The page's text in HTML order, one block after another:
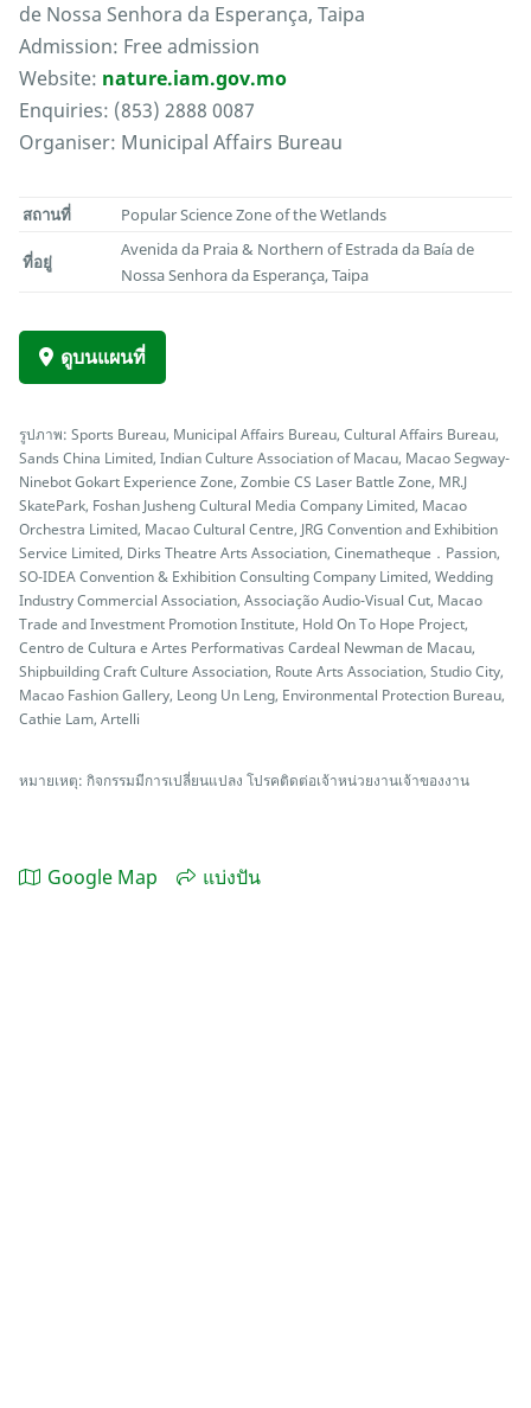
de Nossa Senhora da Esperança, Taipa
Admission: Free admission
Website: nature.iam.gov.mo
Enquiries: (853) 2888 0087
Organiser: Municipal Affairs Bureau
สถานที่ Popular Science Zone of the Wetlands
ที่อยู่
Avenida da Praia & Northern of Estrada da Baía de
Nossa Senhora da Esperança, Taipa
ดูบนแผนที่
รูปภาพ: Sports Bureau, Municipal Affairs Bureau, Cultural Affairs Bureau,
Sands China Limited, Indian Culture Association of Macau, Macao Segway-
Ninebot Gokart Experience Zone, Zombie CS Laser Battle Zone, MR.J
SkatePark, Foshan Jusheng Cultural Media Company Limited, Macao
Orchestra Limited, Macao Cultural Centre, JRG Convention and Exhibition
Service Limited, Dirks Theatre Arts Association, Cinematheque．Passion,
SO-IDEA Convention & Exhibition Consulting Company Limited, Wedding
Industry Commercial Association, Associação Audio-Visual Cut, Macao
Trade and Investment Promotion Institute, Hold On To Hope Project,
Centro de Cultura e Artes Performativas Cardeal Newman de Macau,
Shipbuilding Craft Culture Association, Route Arts Association, Studio City,
Macao Fashion Gallery, Leong Un Leng, Environmental Protection Bureau,
Cathie Lam, Artelli
หมายเหตุ: กิจกรรมมีการเปลี่ยนแปลง โปรคติดต่อเจ้าหน่วยงานเจ้าของงาน
Google Map แบ่งปัน